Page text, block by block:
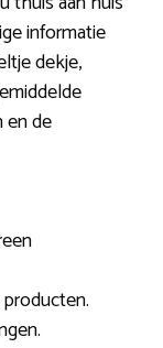
informatie
dekje,
de